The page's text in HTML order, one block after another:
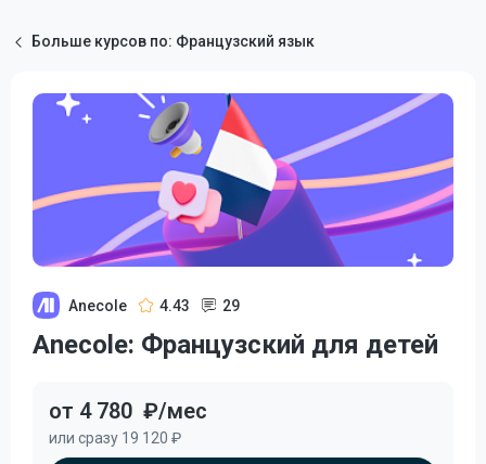
Больше курсов по: Французский язык
Anecole 4.43 29
Anecole: Французский для детей
от 4 780 ₽/мес
или сразу 19 120 ₽